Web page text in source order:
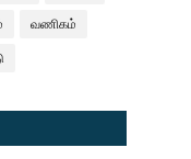
வணிகம்